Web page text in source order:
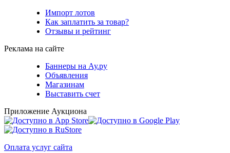
Импорт лотов
Как заплатить за товар?
Отзывы и рейтинг
Реклама на сайте
Баннеры на Ау.ру
Объявления
Магазинам
Выставить счет
Приложение Аукциона
Оплата услуг сайта